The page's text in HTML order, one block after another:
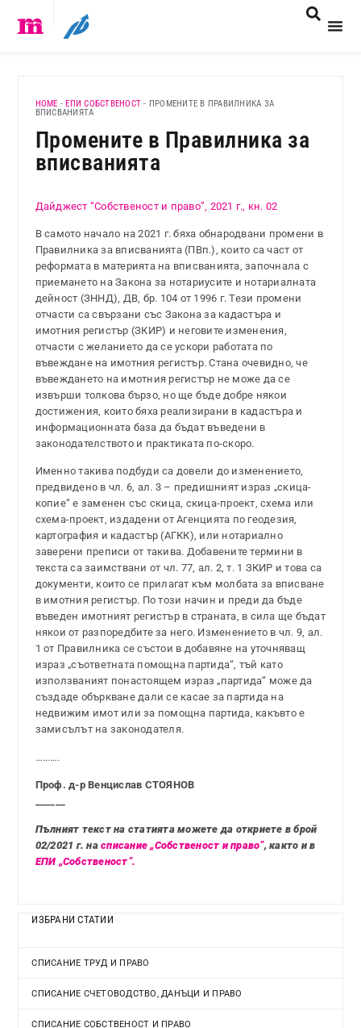
HOME - ЕПИ СОБСТВЕНОСТ - ПРОМЕНИТЕ В ПРАВИЛНИКА ЗА
ВПИСВАНИЯТА
Промените в Правилника за
вписванията
Дайджест “Собственост и право”, 2021 г., кн. 02
В самото начало на 2021 г. бяха обнародвани промени в
Правилника за вписванията (ПВп.), които са част от
реформата в материята на вписванията, започнала с
приемането на Закона за нотариусите и нотариалната
дейност (ЗННД), ДВ, бр. 104 от 1996 г. Тези промени
отчасти са свързани със Закона за кадастъра и
имотния регистър (ЗКИР) и неговите изменения,
отчасти с желанието да се ускори работата по
въвеждане на имотния регистър. Стана очевидно, че
въвеждането на имотния регистър не може да се
извърши толкова бързо, но ще бъде добре някои
достижения, които бяха реализирани в кадастъра и
информационната база да бъдат въведени в
законодателството и практиката по-скоро.
Именно такива подбуди са довели до изменението,
предвидено в чл. 6, ал. 3 – предишният израз „скица-
копие“ е заменен със скица, скица-проект, схема или
схема-проект, издадени от Агенцията по геодезия,
картография и кадастър (АГКК), или нотариално
заверени преписи от такива. Добавените термини в
текста са заимствани от чл. 77, ал. 2, т. 1 ЗКИР и това са
документи, които се прилагат към молбата за вписване
в имотния регистър. По този начин и преди да бъде
въведен имотният регистър в страната, в сила ще бъдат
някои от разпоредбите за него. Изменението в чл. 9, ал.
1 от Правилника се състои в добавяне на уточняващ
израз „съответната помощна партида“, тъй като
използваният понастоящем израз „партида“ може да
създаде объркване дали се касае за партида на
недвижим имот или за помощна партида, какъвто е
замисълът на законодателя.
……….
Проф. д-р Венцислав СТОЯНОВ
Пълният текст на статията можете да откриете в брой
02/2021 г. насписание „Собственост и право”, както и в
ЕПИ „Собственост”.
ИЗБРАНИ СТАТИИ
СПИСАНИЕ ТРУД И ПРАВО
СПИСАНИЕ СЧЕТОВОДСТВО, ДАНЪЦИ И ПРАВО
СПИСАНИЕ СОБСТВЕНОСТ И ПРАВО